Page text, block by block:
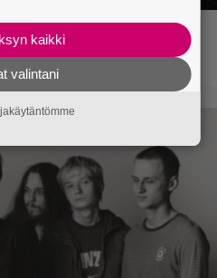
Aaltosen
kaikki
valintani